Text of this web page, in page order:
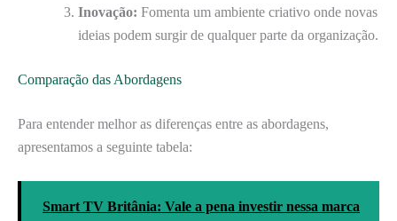
Inovação: Fomenta um ambiente criativo onde novas
ideias podem surgir de qualquer parte da organização.
Comparação das Abordagens
Para entender melhor as diferenças entre as abordagens,
apresentamos a seguinte tabela:
Smart TV Britânia: Vale a pena investir nessa marca